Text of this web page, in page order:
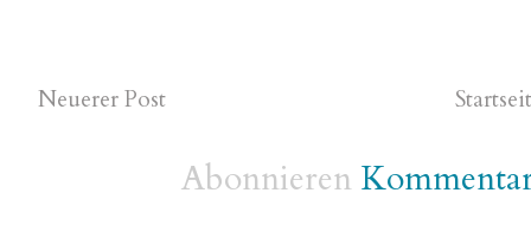
Neuerer Post
Abonnieren